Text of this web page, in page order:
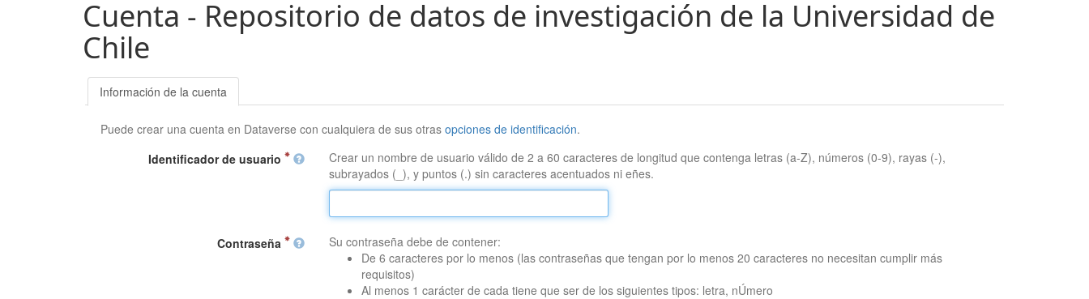
Cuenta - Repositorio de datos de investigación de la Universidad de
Chile
Información de la cuenta
Puede crear una cuenta en Dataverse con cualquiera de sus otrasopciones de identificación.
Identificador de usuario
Crear un nombre de usuario válido de 2 a 60 caracteres de longitud que contenga letras (a-Z), números (0-9), rayas (-),
subrayados (_), y puntos (.) sin caracteres acentuados ni eñes.
Contraseña
Su contraseña debe de contener:
De 6 caracteres por lo menos (las contraseñas que tengan por lo menos 20 caracteres no necesitan cumplir más
requisitos)
Al menos 1 carácter de cada tiene que ser de los siguientes tipos: letra, nÚmero